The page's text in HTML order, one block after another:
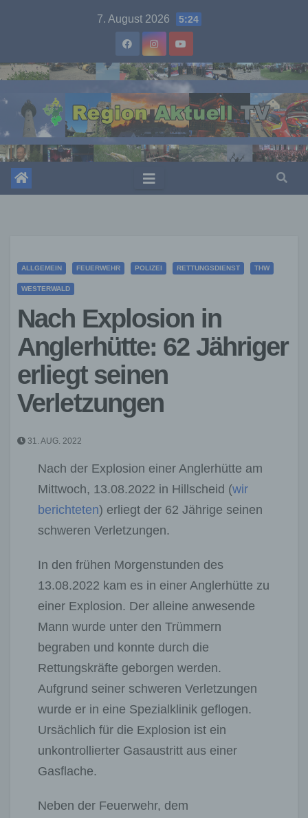
7. August 2026 5:24
ALLGEMEIN FEUERWEHR POLIZEI RETTUNGSDIENST THW
WESTERWALD
Nach Explosion in
Anglerhütte: 62 Jähriger
erliegt seinen
Verletzungen
31. AUG. 2022
Nach der Explosion einer Anglerhütte am
Mittwoch, 13.08.2022 in Hillscheid (wir
berichteten) erliegt der 62 Jährige seinen
schweren Verletzungen.
In den frühen Morgenstunden des
13.08.2022 kam es in einer Anglerhütte zu
einer Explosion. Der alleine anwesende
Mann wurde unter den Trümmern
begraben und konnte durch die
Rettungskräfte geborgen werden.
Aufgrund seiner schweren Verletzungen
wurde er in eine Spezialklinik geflogen.
Ursächlich für die Explosion ist ein
unkontrollierter Gasaustritt aus einer
Gasflache.
Neben der Feuerwehr, dem